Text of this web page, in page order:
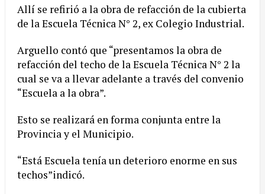
Allí se refirió a la obra de refacción de la cubierta
de la Escuela Técnica N° 2, ex Colegio Industrial.
Arguello contó que “presentamos la obra de
refacción del techo de la Escuela Técnica N° 2 la
cual se va a llevar adelante a través del convenio
“Escuela a la obra”.
Esto se realizará en forma conjunta entre la
Provincia y el Municipio.
“Está Escuela tenía un deterioro enorme en sus
techos”indicó.